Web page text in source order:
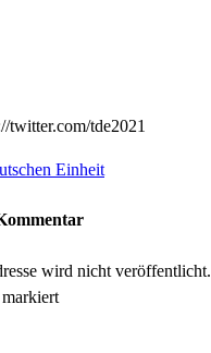
twitter.com/tde2021
Einheit
wird nicht veröffentlicht.
markiert